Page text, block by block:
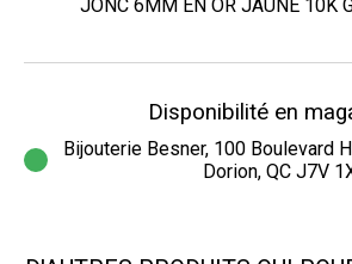
JONC 6MM EN OR JAUNE 10K
Disponibilité en
Bijouterie Besner, 100 Boulevard
Dorion, QC J7V